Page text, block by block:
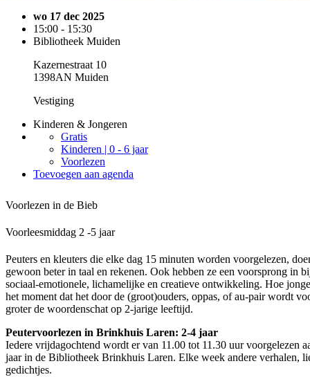
wo 17 dec 2025
15:00 - 15:30
Bibliotheek Muiden
Kazernestraat 10
1398AN Muiden
Vestiging
Kinderen & Jongeren
Gratis
Kinderen | 0 - 6 jaar
Voorlezen
Toevoegen aan agenda
Voorlezen in de Bieb
Voorleesmiddag 2 -5 jaar
Peuters en kleuters die elke dag 15 minuten worden voorgelezen,
gewoon beter in taal en rekenen. Ook hebben ze een voorsprong in
sociaal-emotionele, lichamelijke en creatieve ontwikkeling. Hoe
het moment dat het door de (groot)ouders, oppas, of au-pair wordt
groter de woordenschat op 2-jarige leeftijd.
Peutervoorlezen in Brinkhuis Laren: 2-4 jaar
Iedere vrijdagochtend wordt er van 11.00 tot 11.30 uur voorgelezen
jaar in de Bibliotheek Brinkhuis Laren. Elke week andere verhalen,
gedichtjes.